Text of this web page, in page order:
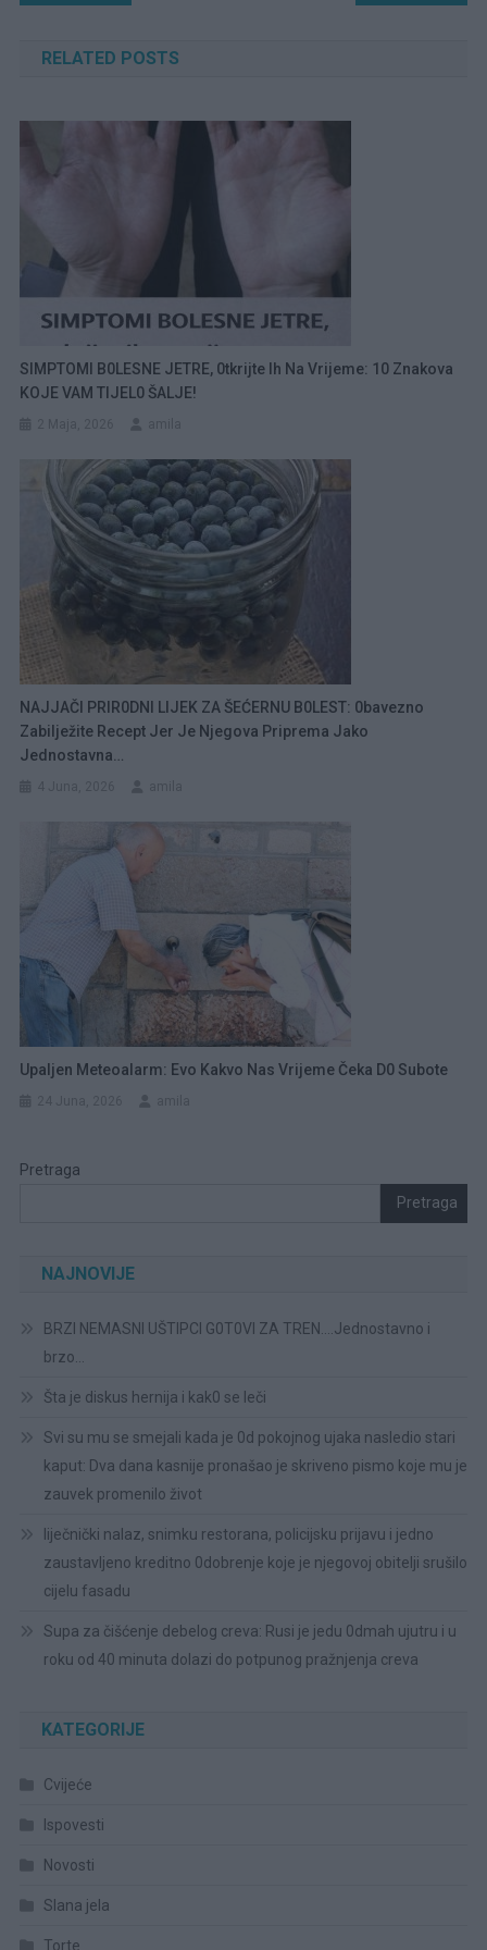
RELATED POSTS
SIMPTOMI B0LESNE JETRE, 0tkrijte Ih Na Vrijeme: 10 Znakova
KOJE VAM TIJEL0 ŠALJE!
NAJJAČI PRIR0DNI LIJEK ZA ŠEĆERNU B0LEST: 0bavezno
Zabilježite Recept Jer Je Njegova Priprema Jako
Jednostavna…
Upaljen Meteoalarm: Evo Kakvo Nas Vrijeme Čeka D0 Subote
Pretraga
Pretraga
NAJNOVIJE
BRZI NEMASNI UŠTIPCI G0T0VI ZA TREN….Jednostavno i
brzo…
Šta je diskus hernija i kak0 se leči
Svi su mu se smejali kada je 0d pokojnog ujaka nasledio stari
kaput: Dva dana kasnije pronašao je skriveno pismo koje mu je
zauvek promenilo život
liječnički nalaz, snimku restorana, policijsku prijavu i jedno
zaustavljeno kreditno 0dobrenje koje je njegovoj obitelji srušilo
cijelu fasadu
Supa za čišćenje debelog creva: Rusi je jedu 0dmah ujutru i u
roku od 40 minuta dolazi do potpunog pražnjenja creva
KATEGORIJE
Cvijeće
Ispovesti
Novosti
Slana jela
Torte